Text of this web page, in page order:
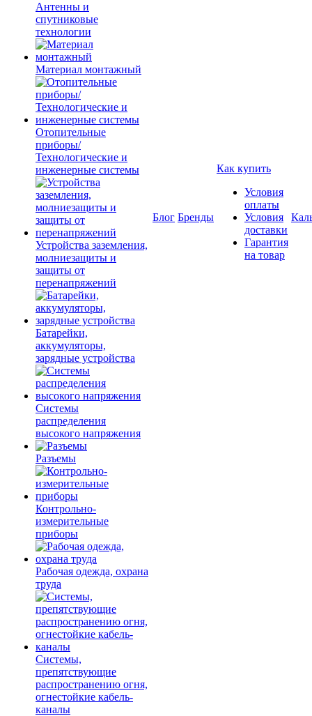
Антенны и
спутниковые
технологии
Материал монтажный
Отопительные
приборы/
Технологические и
инженерные системы
Устройства заземления,
молниезащиты и
защиты от
перенапряжений
Батарейки,
аккумуляторы,
зарядные устройства
Системы
распределения
высокого напряжения
Разъемы
Контрольно-
измерительные
приборы
Рабочая одежда, охрана
труда
Системы,
препятствующие
распространению огня,
огнестойкие кабель-
каналы
Блог Бренды
Как купить
Условия
оплаты
Условия
доставки
Гарантия
на товар